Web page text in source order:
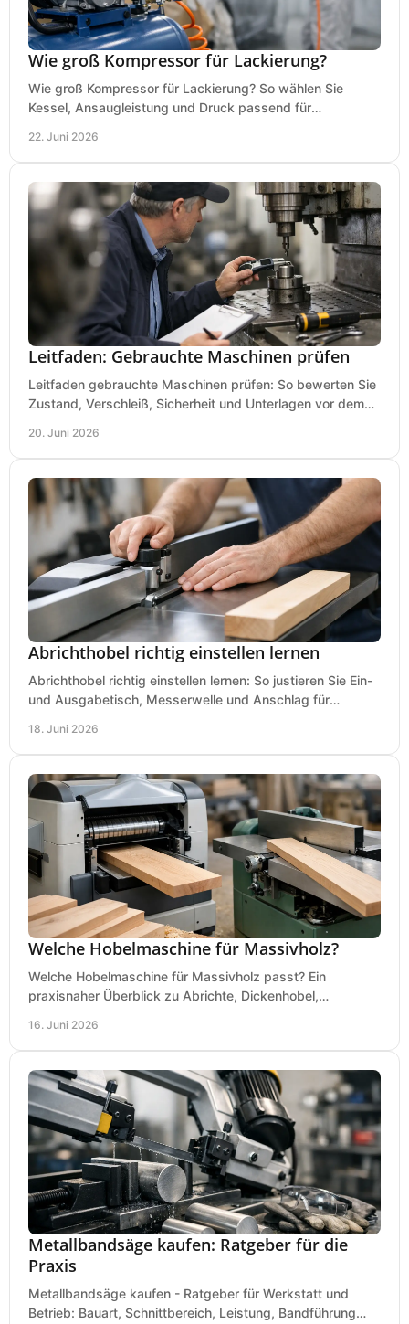
Wie groß Kompressor für Lackierung?
Wie groß Kompressor für Lackierung? So wählen Sie
Kessel, Ansaugleistung und Druck passend für
22. Juni 2026
Leitfaden: Gebrauchte Maschinen prüfen
Leitfaden gebrauchte Maschinen prüfen: So bewerten Sie
Zustand, Verschleiß, Sicherheit und Unterlagen vor dem
20. Juni 2026
Abrichthobel richtig einstellen lernen
Abrichthobel richtig einstellen lernen: So justieren Sie Ein-
und Ausgabetisch, Messerwelle und Anschlag für
18. Juni 2026
Welche Hobelmaschine für Massivholz?
Welche Hobelmaschine für Massivholz passt? Ein
praxisnaher Überblick zu Abrichte, Dickenhobel,
16. Juni 2026
Metallbandsäge kaufen: Ratgeber für die
Praxis
Metallbandsäge kaufen - Ratgeber für Werkstatt und
Betrieb: Bauart, Schnittbereich, Leistung, Bandführung